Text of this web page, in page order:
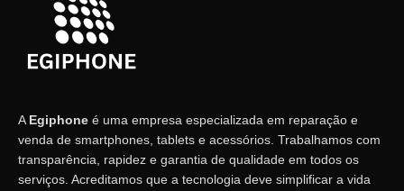
A Egiphone é uma empresa especializada em reparação e
venda de smartphones, tablets e acessórios. Trabalhamos com
transparência, rapidez e garantia de qualidade em todos os
serviços. Acreditamos que a tecnologia deve simplificar a vida